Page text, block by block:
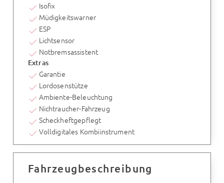
Isofix
Müdigkeitswarner
ESP
Lichtsensor
Notbremsassistent
Extras
Garantie
Lordosenstütze
Ambiente-Beleuchtung
Nichtraucher-Fahrzeug
Scheckheftgepflegt
Volldigitales Kombiinstrument
Fahrzeugbeschreibung